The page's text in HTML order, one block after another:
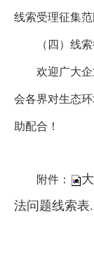
线索受理征集范
（四）线
欢迎广大企
会各界对生态
助配合！
附件：
法问题线索表